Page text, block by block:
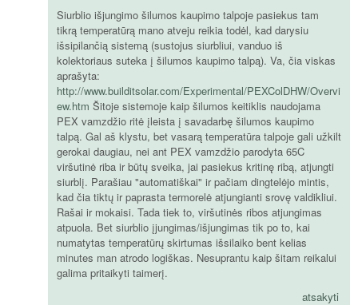
Siurblio išjungimo šilumos kaupimo talpoje pasiekus tam
tikrą temperatūrą mano atveju reikia todėl, kad darysiu
išsipilančią sistemą (sustojus siurbliui, vanduo iš
kolektoriaus suteka į šilumos kaupimo talpą). Va, čia viskas
aprašyta:
http://www.builditsolar.com/Experimental/PEXColDHW/Overvi
ew.htm Šitoje sistemoje kaip šilumos keitiklis naudojama
PEX vamzdžio ritė įleista į savadarbę šilumos kaupimo
talpą. Gal aš klystu, bet vasarą temperatūra talpoje gali užkilt
gerokai daugiau, nei ant PEX vamzdžio parodyta 65C
viršutinė riba ir būtų sveika, jai pasiekus kritinę ribą, atjungti
siurblį. Parašiau "automatiškai" ir pačiam dingtelėjo mintis,
kad čia tiktų ir paprasta termorelė atjungianti srovę valdikliui.
Rašai ir mokaisi. Tada tiek to, viršutinės ribos atjungimas
atpuola. Bet siurblio įjungimas/išjungimas tik po to, kai
numatytas temperatūrų skirtumas išsilaiko bent kelias
minutes man atrodo logiškas. Nesuprantu kaip šitam reikalui
galima pritaikyti taimerį.
atsakyti